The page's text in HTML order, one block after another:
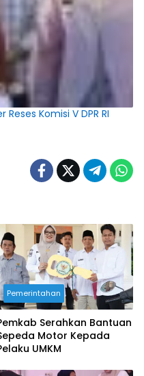
Komisi V DPR RI
Pemerintahan
Serahkan Bantuan
Motor Kepada
UMKM